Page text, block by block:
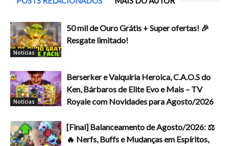
Notícias
50 mil de Ouro Grátis + Super ofertas! 🎉
Resgate limitado!
Notícias
Berserker e Valquíria Heroica, C.A.O.S do
Ken, Bárbaros de Elite Evo e Mais – TV
Royale com Novidades para Agosto/2026
[Final] Balanceamento de Agosto/2026: ⚖️
🔥 Nerfs, Buffs e Mudanças em Espíritos,